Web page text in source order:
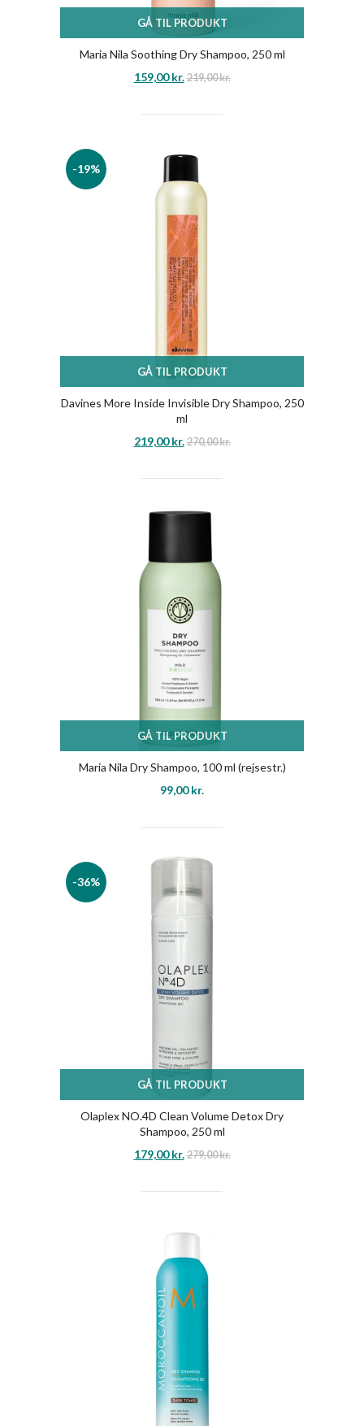
GÅ TIL PRODUKT
Maria Nila Soothing Dry Shampoo, 250 ml
159,00kr. 219,00kr.
-19%
GÅ TIL PRODUKT
Davines More Inside Invisible Dry Shampoo, 250
ml
219,00kr. 270,00kr.
GÅ TIL PRODUKT
Maria Nila Dry Shampoo, 100 ml (rejsestr.)
99,00kr.
-36%
GÅ TIL PRODUKT
Olaplex NO.4D Clean Volume Detox Dry
Shampoo, 250 ml
179,00kr. 279,00kr.